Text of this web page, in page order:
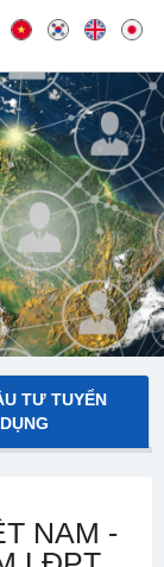
TƯ TUYỂN
DỤNG
NAM -